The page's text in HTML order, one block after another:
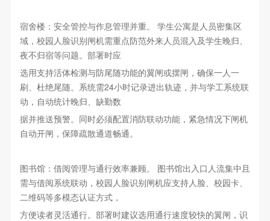
宿舍楼：安全管控与作息管理并重。 学生公寓是人员密集区
域，校园人脸识别闸机需重点防范外来人员混入及学生晚归、
夜不归宿等问题。部署时应
选用支持活体检测与防尾随功能的翼闸或摆闸，确保一人一
刷、杜绝尾随。系统需24小时记录进出轨迹，并与学工系统联
动，自动统计晚归、缺勤数
据并推送预警。同时必须配置消防联动功能，紧急情况下闸机
自动开闸，保障疏散通道畅通。
图书馆：借阅管理与通行效率兼顾。 图书馆出入口人流集中且
需与借阅系统联动，校园人脸识别闸机应支持人脸、校园卡、
二维码等多模态认证方式，
方便读者灵活通行。部署时建议选用通行速度较快的翼闸，识